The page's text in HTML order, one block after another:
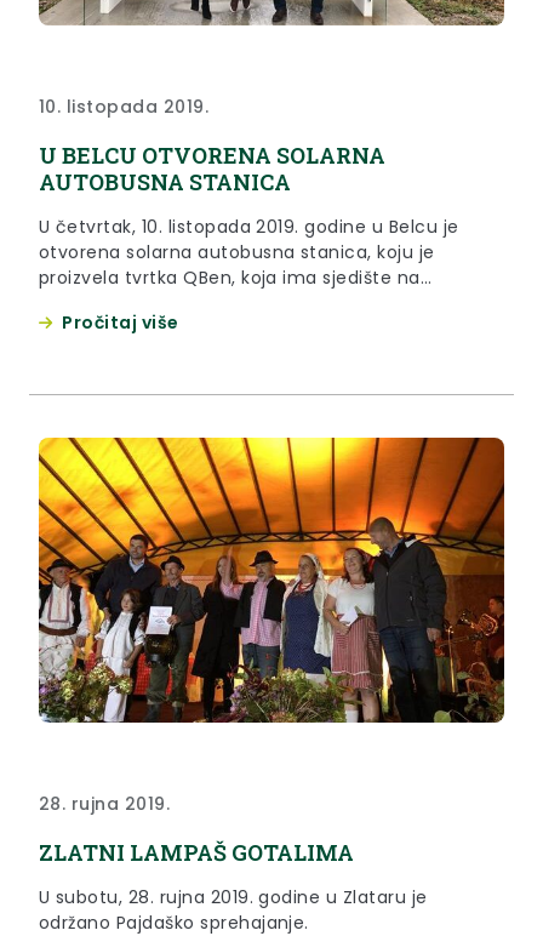
10. listopada 2019.
U BELCU OTVORENA SOLARNA
AUTOBUSNA STANICA
U četvrtak, 10. listopada 2019. godine u Belcu je
otvorena solarna autobusna stanica, koju je
proizvela tvrtka QBen, koja ima sjedište na
Pročitaj više
28. rujna 2019.
ZLATNI LAMPAŠ GOTALIMA
U subotu, 28. rujna 2019. godine u Zlataru je
održano Pajdaško sprehajanje.